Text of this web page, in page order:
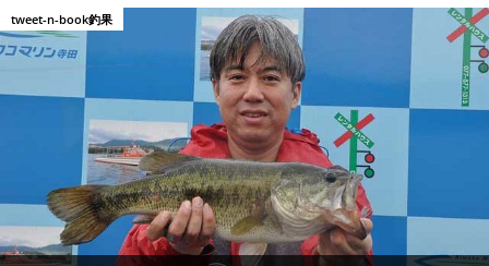
tweet-n-book釣果